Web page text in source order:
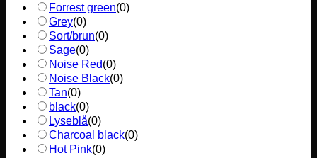
Forrest green(0)
Grey(0)
Sort/brun(0)
Sage(0)
Noise Red(0)
Noise Black(0)
Tan(0)
black(0)
Lyseblå(0)
Charcoal black(0)
Hot Pink(0)